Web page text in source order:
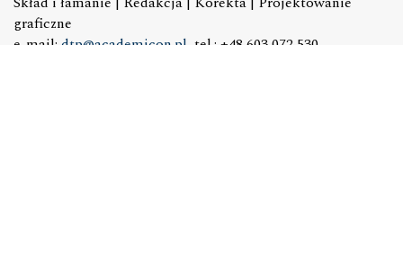
graficzne
e-mail: dtp@academicon.pl , tel.: +48 603 072 530